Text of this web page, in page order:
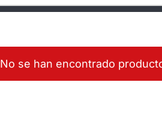
No se han encontrado